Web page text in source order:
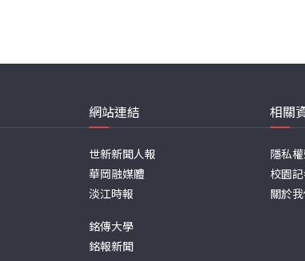
網站連結
世新新聞人報
華岡融媒體
淡江時報
銘傳大學
銘報新聞
相關
隱私
校園
關於